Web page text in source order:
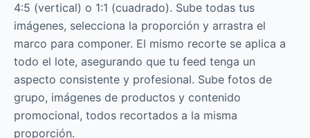
4:5 (vertical) o 1:1 (cuadrado). Sube todas tus
imágenes, selecciona la proporción y arrastra el
marco para componer. El mismo recorte se aplica a
todo el lote, asegurando que tu feed tenga un
aspecto consistente y profesional. Sube fotos de
grupo, imágenes de productos y contenido
promocional, todos recortados a la misma
proporción.